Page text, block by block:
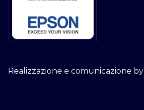
Realizzazione e comunicazione by